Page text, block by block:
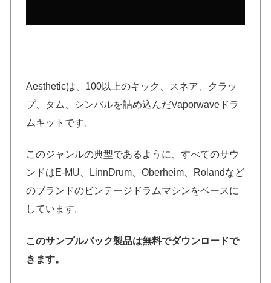
Aestheticは、100以上のキック、スネア、クラッ
プ、タム、シンバルを詰め込んだVaporwaveドラ
ムキットです。
このジャンルの典型であるように、すべてのサウ
ンドはE-MU、LinnDrum、Oberheim、Rolandなど
のブランドのビンテージドラムマシンをベースに
しています。
このサンプルパック製品は無料でダウンロードで
きます。